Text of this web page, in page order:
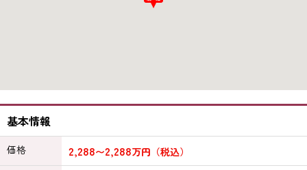
基本情報
価格 2,288〜2,288万円（税込）